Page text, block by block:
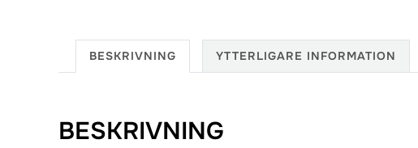
BESKRIVNING YTTERLIGARE INFORMATION
BESKRIVNING